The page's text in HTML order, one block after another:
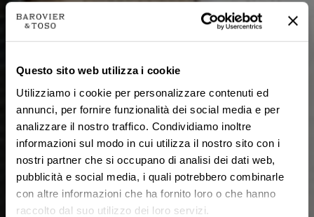
Questo sito web utilizza i cookie
Utilizziamo i cookie per personalizzare contenuti ed
annunci, per fornire funzionalità dei social media e per
analizzare il nostro traffico. Condividiamo inoltre
informazioni sul modo in cui utilizza il nostro sito con i
nostri partner che si occupano di analisi dei dati web,
pubblicità e social media, i quali potrebbero combinarle
con altre informazioni che ha fornito loro o che hanno
raccolto dal suo utilizzo dei loro servizi.